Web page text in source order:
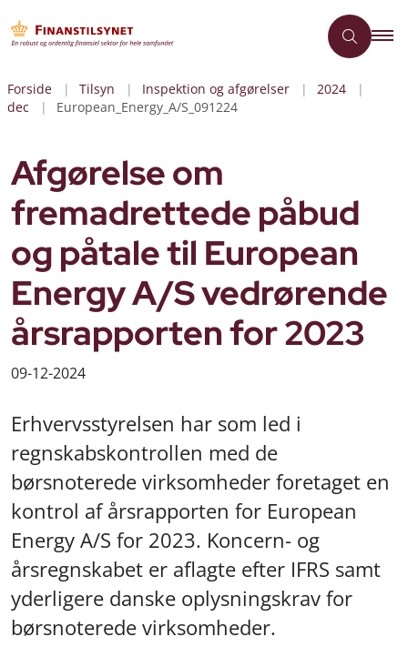
Forside Tilsyn Inspektion og afgørelser
2024
dec
European_Energy_A/S_091224
Afgørelse om
fremadrettede påbud
og påtale til European
Energy A/S vedrørende
årsrapporten for 2023
09-12-2024
Erhvervsstyrelsen har som led i
regnskabskontrollen med de
børsnoterede virksomheder foretaget en
kontrol af årsrapporten for European
Energy A/S for 2023. Koncern- og
årsregnskabet er aflagte efter IFRS samt
yderligere danske oplysningskrav for
børsnoterede virksomheder.